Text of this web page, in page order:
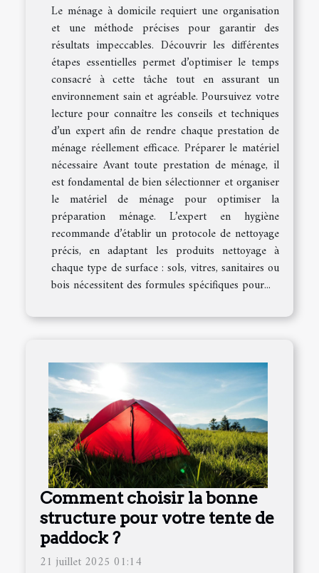
Le ménage à domicile requiert une organisation
et une méthode précises pour garantir des
résultats impeccables. Découvrir les différentes
étapes essentielles permet d’optimiser le temps
consacré à cette tâche tout en assurant un
environnement sain et agréable. Poursuivez votre
lecture pour connaître les conseils et techniques
d’un expert afin de rendre chaque prestation de
ménage réellement efficace. Préparer le matériel
nécessaire Avant toute prestation de ménage, il
est fondamental de bien sélectionner et organiser
le matériel de ménage pour optimiser la
préparation ménage. L’expert en hygiène
recommande d’établir un protocole de nettoyage
précis, en adaptant les produits nettoyage à
chaque type de surface : sols, vitres, sanitaires ou
bois nécessitent des formules spécifiques pour...
Comment choisir la bonne
structure pour votre tente de
paddock ?
21 juillet 2025 01:14